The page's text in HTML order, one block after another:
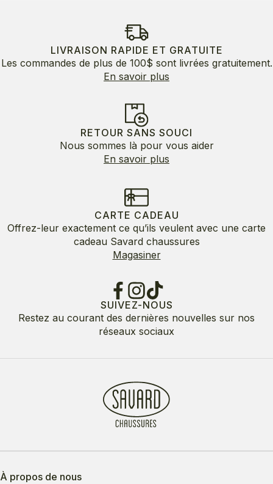
LIVRAISON RAPIDE ET GRATUITE
Les commandes de plus de 100$ sont livrées gratuitement.
En savoir plus
RETOUR SANS SOUCI
Nous sommes là pour vous aider
En savoir plus
CARTE CADEAU
Offrez-leur exactement ce qu’ils veulent avec une carte
cadeau Savard chaussures
Magasiner
SUIVEZ-NOUS
Restez au courant des dernières nouvelles sur nos
réseaux sociaux
À propos de nous